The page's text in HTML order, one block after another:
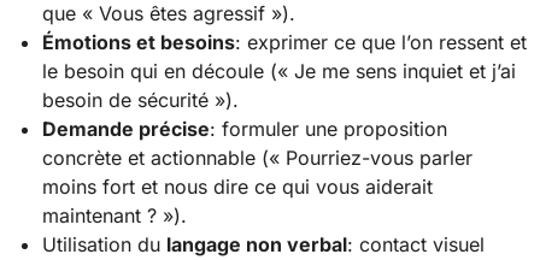
que « Vous êtes agressif »).
Émotions et besoins: exprimer ce que l’on ressent et
le besoin qui en découle (« Je me sens inquiet et j’ai
besoin de sécurité »).
Demande précise: formuler une proposition
concrète et actionnable (« Pourriez-vous parler
moins fort et nous dire ce qui vous aiderait
maintenant ? »).
Utilisation du langage non verbal: contact visuel